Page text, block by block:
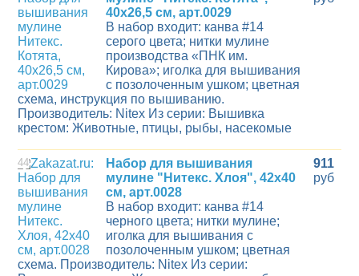
40х26,5 см, арт.0029
В набор входит: канва #14
серого цвета; нитки мулине
производства «ПНК им.
Кирова»; иголка для вышивания
с позолоченным ушком; цветная
схема, инструкция по вышиванию.
Производитель: Nitex Из серии: Вышивка
крестом: Животные, птицы, рыбы, насекомые
44
Набор для вышивания
мулине "Нитекс. Хлоя", 42х40
см, арт.0028
В набор входит: канва #14
черного цвета; нитки мулине;
иголка для вышивания с
позолоченным ушком; цветная
схема. Производитель: Nitex Из серии:
911
руб